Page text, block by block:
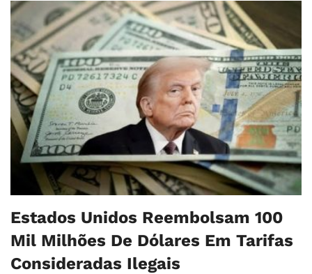
Estados Unidos Reembolsam 100
Mil Milhões De Dólares Em Tarifas
Consideradas Ilegais